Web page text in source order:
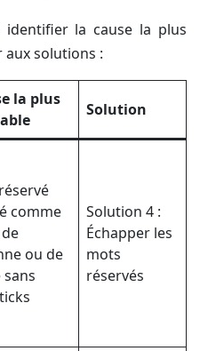
la cause la plus
aux solutions :
la plus
Solution
comme
ou de
Solution 4 :
Échapper les
mots
réservés